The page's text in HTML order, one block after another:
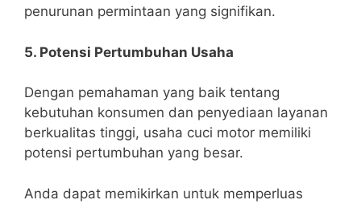
penurunan permintaan yang signifikan.
5. Potensi Pertumbuhan Usaha
Dengan pemahaman yang baik tentang
kebutuhan konsumen dan penyediaan layanan
berkualitas tinggi, usaha cuci motor memiliki
potensi pertumbuhan yang besar.
Anda dapat memikirkan untuk memperluas